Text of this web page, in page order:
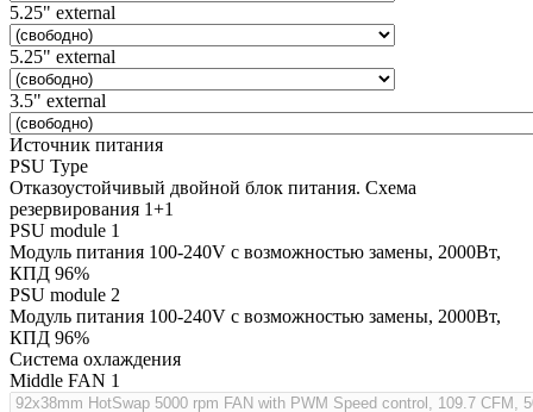
5.25" external
5.25" external
3.5" external
Источник питания
PSU Type
Отказоустойчивый двойной блок питания. Схема
резервирования 1+1
PSU module 1
Модуль питания 100-240V с возможностью замены, 2000Вт,
КПД 96%
PSU module 2
Модуль питания 100-240V с возможностью замены, 2000Вт,
КПД 96%
Система охлаждения
Middle FAN 1